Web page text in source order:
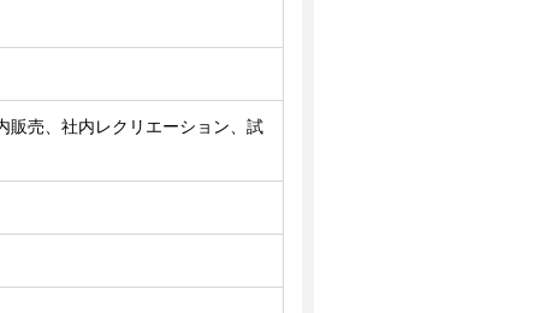
販売、社内レクリエーション、試